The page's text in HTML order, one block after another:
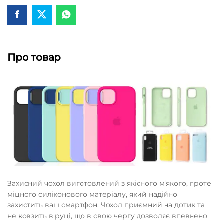
Про товар
Захисний чохол виготовлений з якісного мʼякого, проте
міцного силіконового матеріалу, який надійно
захистить ваш смартфон. Чохол приємний на дотик та
не ковзить в руці, що в свою чергу дозволяє впевнено